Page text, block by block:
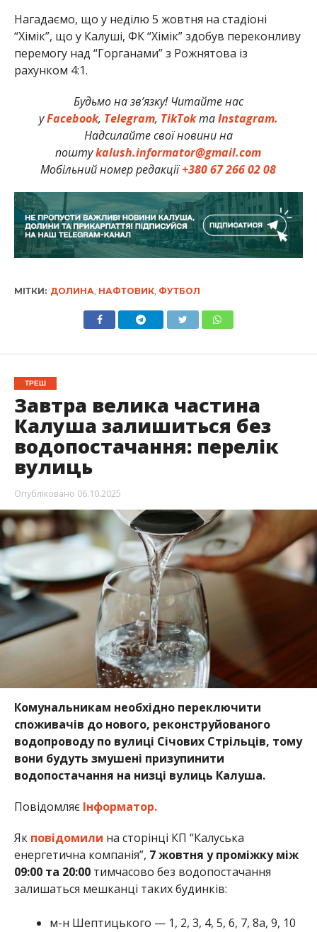
Нагадаємо, що у неділю 5 жовтня на стадіоні
“Хімік”, що у Калуші, ФК “Хімік” здобув переконливу
перемогу над “Горганами” з Рожнятова із
рахунком 4:1.
Будьмо на зв’язку! Читайте нас
уFacebook, Telegram, TikTokтаInstagram.
Надсилайте свої новини на
поштуkalush.informator@gmail.com
Мобільний номер редакції+380 67 266 02 08
МІТКИ: ДОЛИНА, НАФТОВИК, ФУТБОЛ
ТРЕШ
Завтра велика частина
Калуша залишиться без
водопостачання: перелік
вулиць
Опубліковано 06.10.2025
Комунальникам необхідно переключити
споживачів до нового, реконструйованого
водопроводу по вулиці Січових Стрільців, тому
вони будуть змушені призупинити
водопостачання на низці вулиць Калуша.
Повідомляє Інформатор.
Як повідомили на сторінці КП “Калуська
енергетична компанія”, 7 жовтня у проміжку між
09:00 та 20:00тимчасово без водопостачання
залишаться мешканці таких будинків:
м-н Шептицького — 1, 2, 3, 4, 5, 6, 7, 8а, 9, 10